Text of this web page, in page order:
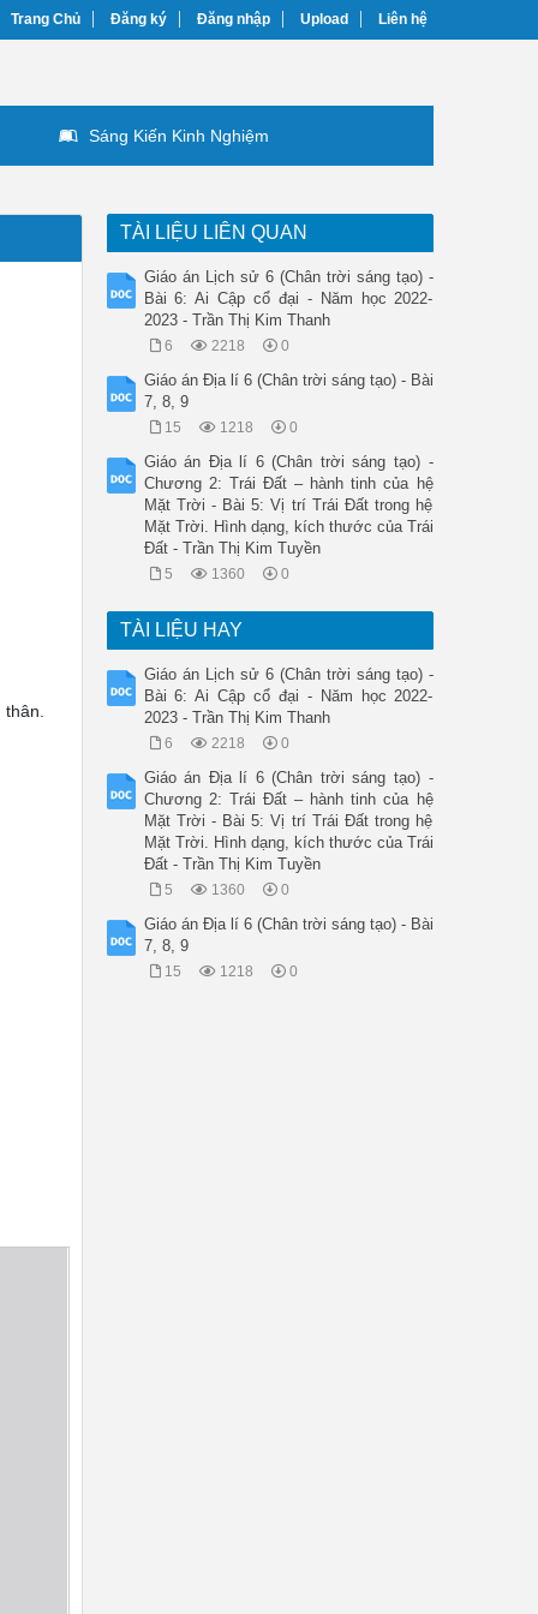
Trang Chủ Đăng ký Đăng nhập Upload Liên hệ
Sáng Kiến Kinh Nghiệm
TÀI LIỆU LIÊN QUAN
Giáo án Lịch sử 6 (Chân trời sáng tạo) -
Bài 6: Ai Cập cổ đại - Năm học 2022-
2023 - Trần Thị Kim Thanh
6 2218 0
Giáo án Địa lí 6 (Chân trời sáng tạo) - Bài
7, 8, 9
15 1218 0
Giáo án Địa lí 6 (Chân trời sáng tạo) -
Chương 2: Trái Đất – hành tinh của hệ
Mặt Trời - Bài 5: Vị trí Trái Đất trong hệ
Mặt Trời. Hình dạng, kích thước của Trái
Đất - Trần Thị Kim Tuyền
5 1360 0
TÀI LIỆU HAY
Giáo án Lịch sử 6 (Chân trời sáng tạo) -
Bài 6: Ai Cập cổ đại - Năm học 2022-
2023 - Trần Thị Kim Thanh
6 2218 0
Giáo án Địa lí 6 (Chân trời sáng tạo) -
Chương 2: Trái Đất – hành tinh của hệ
Mặt Trời - Bài 5: Vị trí Trái Đất trong hệ
Mặt Trời. Hình dạng, kích thước của Trái
Đất - Trần Thị Kim Tuyền
5 1360 0
Giáo án Địa lí 6 (Chân trời sáng tạo) - Bài
7, 8, 9
15 1218 0